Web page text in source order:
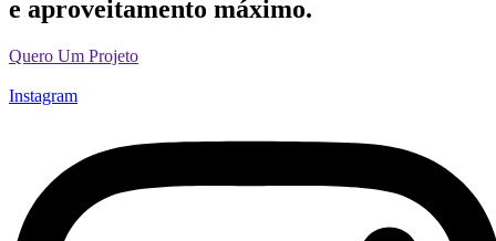
e aproveitamento máximo.
Quero Um Projeto
Instagram